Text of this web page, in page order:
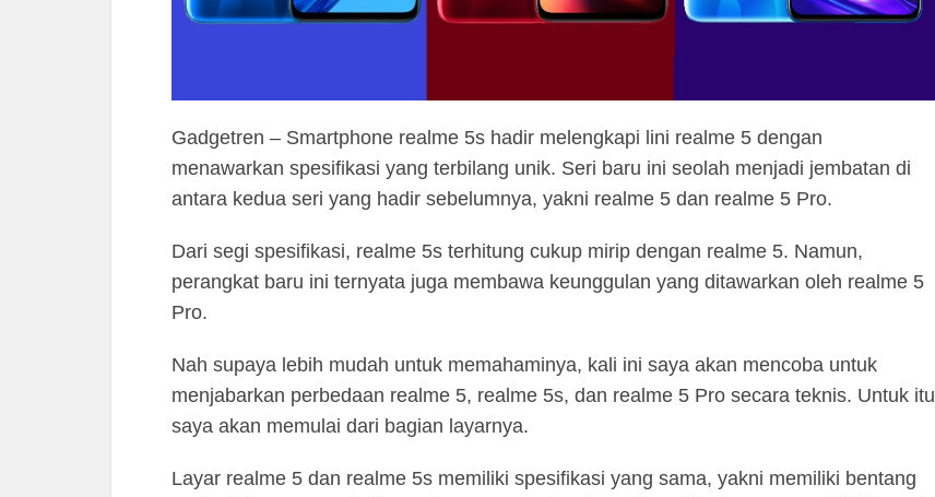
Gadgetren – Smartphone realme 5s hadir melengkapi lini realme 5 dengan
menawarkan spesifikasi yang terbilang unik. Seri baru ini seolah menjadi jembatan di
antara kedua seri yang hadir sebelumnya, yakni realme 5 dan realme 5 Pro.
Dari segi spesifikasi, realme 5s terhitung cukup mirip dengan realme 5. Namun,
perangkat baru ini ternyata juga membawa keunggulan yang ditawarkan oleh realme 5
Pro.
Nah supaya lebih mudah untuk memahaminya, kali ini saya akan mencoba untuk
menjabarkan perbedaan realme 5, realme 5s, dan realme 5 Pro secara teknis. Untuk itu
saya akan memulai dari bagian layarnya.
Layar realme 5 dan realme 5s memiliki spesifikasi yang sama, yakni memiliki bentang